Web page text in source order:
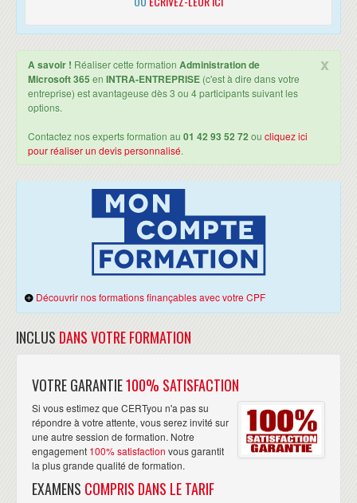
Surveillance et dépannage de Microsoft Office 365
DÉPANNER D'OFFICE 365
Assurer la surveillance des services Office 365
Ateliers : Surveillance d'Office 365, Suivi de la santé des services et
analyse des rapports
COMPRENDRE LA FÉDÉRATION D'IDENTITÉ
Planifier le déploiement de AD FS
Planifier et mettre en œuvre les solutions hybrides optionnelles
Déploiement des services Active Directory Federation Services (AD
FS) et du service Web Application Proxy
Configuration de la fédération avec Microsoft Office 365
Vérification du single sign-on (SSO)
x
A savoir ! Réaliser cette formation Administration de
Microsoft 365 en INTRA-ENTREPRISE (c'est à dire dans votre
entreprise) est avantageuse dès 3 ou 4 participants suivant les
options.
Contactez nos experts formation au 01 42 93 52 72 ou cliquez ici
pour réaliser un devis personnalisé.
Découvrir nos formations finançables avec votre CPF
INCLUS DANS VOTRE FORMATION
VOTRE GARANTIE100% SATISFACTION
Si vous estimez que CERTyou n'a pas su
répondre à votre attente, vous serez invité sur
une autre session de formation. Notre
engagement 100% satisfaction vous garantit
la plus grande qualité de formation.
EXAMENS COMPRIS DANS LE TARIF